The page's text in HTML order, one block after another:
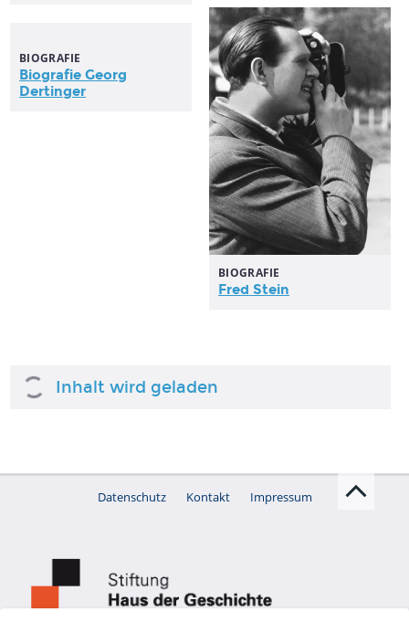
BIOGRAFIE
Fred Stein
BIOGRAFIE
Biografie Georg
Dertinger
Inhalt wird geladen
Datenschutz Kontakt Impressum